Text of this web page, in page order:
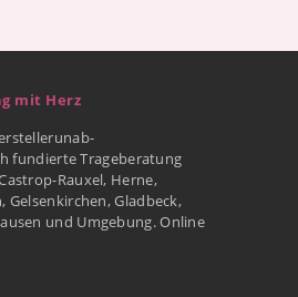
mit Herz
fundierte Trageberatung
Rauxel, Herne,
Gelsenkirchen, Gladbeck,
und Umgebung. Online